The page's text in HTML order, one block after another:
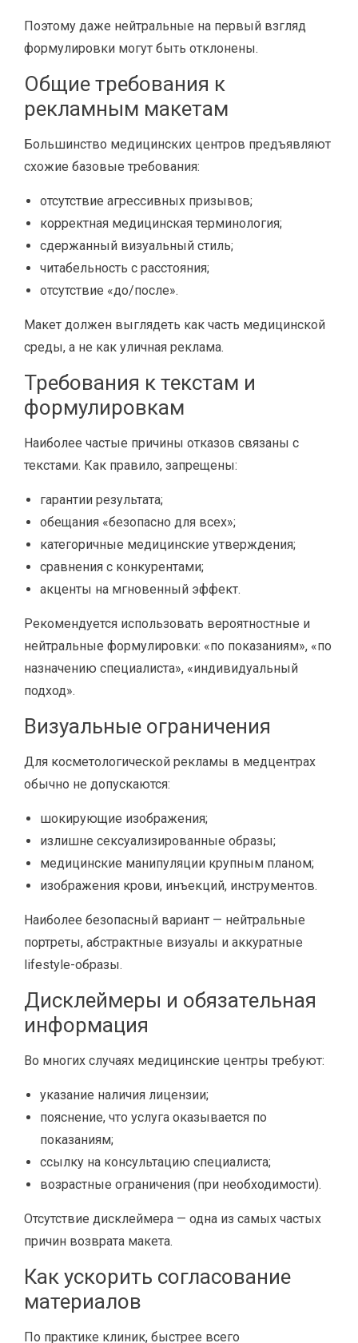
Поэтому даже нейтральные на первый взгляд
формулировки могут быть отклонены.
Общие требования к
рекламным макетам
Большинство медицинских центров предъявляют
схожие базовые требования:
отсутствие агрессивных призывов;
корректная медицинская терминология;
сдержанный визуальный стиль;
читабельность с расстояния;
отсутствие «до/после».
Макет должен выглядеть как часть медицинской
среды, а не как уличная реклама.
Требования к текстам и
формулировкам
Наиболее частые причины отказов связаны с
текстами. Как правило, запрещены:
гарантии результата;
обещания «безопасно для всех»;
категоричные медицинские утверждения;
сравнения с конкурентами;
акценты на мгновенный эффект.
Рекомендуется использовать вероятностные и
нейтральные формулировки: «по показаниям», «по
назначению специалиста», «индивидуальный
подход».
Визуальные ограничения
Для косметологической рекламы в медцентрах
обычно не допускаются:
шокирующие изображения;
излишне сексуализированные образы;
медицинские манипуляции крупным планом;
изображения крови, инъекций, инструментов.
Наиболее безопасный вариант — нейтральные
портреты, абстрактные визуалы и аккуратные
lifestyle-образы.
Дисклеймеры и обязательная
информация
Во многих случаях медицинские центры требуют:
указание наличия лицензии;
пояснение, что услуга оказывается по
показаниям;
ссылку на консультацию специалиста;
возрастные ограничения (при необходимости).
Отсутствие дисклеймера — одна из самых частых
причин возврата макета.
Как ускорить согласование
материалов
По практике клиник, быстрее всего